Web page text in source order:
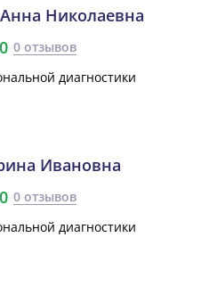
Николаевна
0 0 отзывов
диагностики
Ивановна
0 0 отзывов
диагностики